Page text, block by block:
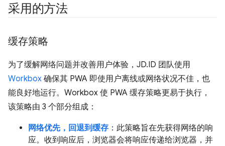
采用的方法
缓存策略
为了缓解网络问题并改善用户体验，JD.ID 团队使用
Workbox 确保其 PWA 即使用户离线或网络状况不佳，也
能良好地运行。Workbox 使 PWA 缓存策略更易于执行，
该策略由 3 个部分组成：
网络优先，回退到缓存 ：此策略旨在先获得网络的响
应。收到响应后，浏览器会将响应传递给浏览器，并